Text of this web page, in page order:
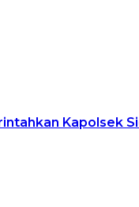
Kapolsek